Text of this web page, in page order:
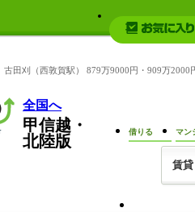
田刈（西敦賀駅） 879万9000円・909万2000
全国へ
甲信越・
北陸版
借りる
賃貸
マン